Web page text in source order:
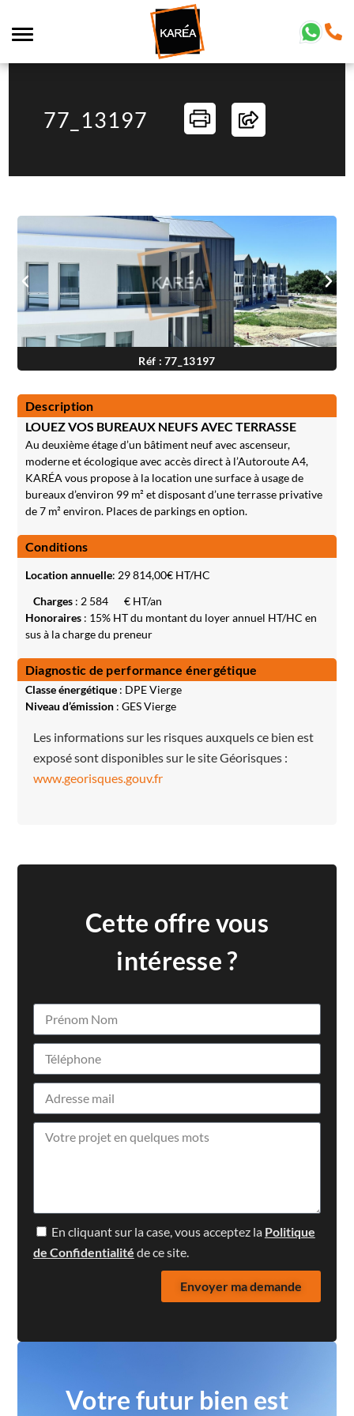
77_13197
Réf : 77_13197
Description
LOUEZ VOS BUREAUX NEUFS AVEC TERRASSE
Au deuxième étage d’un bâtiment neuf avec ascenseur,
moderne et écologique avec accès direct à l’Autoroute A4,
KARÉA vous propose à la location une surface à usage de
bureaux d’environ 99 m² et disposant d’une terrasse privative
de 7 m² environ. Places de parkings en option.
Conditions
Location annuelle: 29 814,00€ HT/HC
Charges: 2 584
€ HT/an
Honoraires: 15% HT du montant du loyer annuel HT/HC en
sus à la charge du preneur
Diagnostic de performance énergétique
Classe énergétique: DPE Vierge
Niveau d’émission: GES Vierge
Les informations sur les risques auxquels ce bien est
exposé sont disponibles sur le site Géorisques :
www.georisques.gouv.fr
Cette offre vous
intéresse ?
En cliquant sur la case, vous acceptez la Politique
de Confidentialité de ce site.
Envoyer ma demande
Votre futur bien est